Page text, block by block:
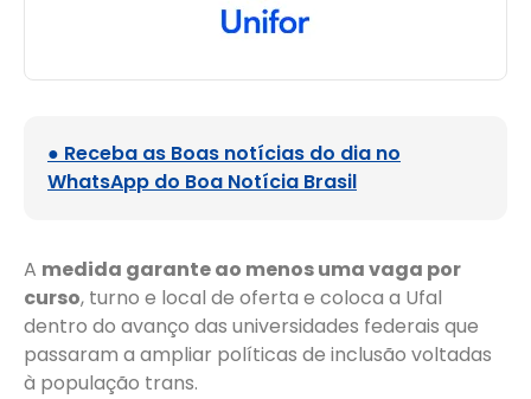
● Receba as Boas notícias do dia no
WhatsApp do Boa Notícia Brasil
A medida garante ao menos uma vaga por
curso, turno e local de oferta e coloca a Ufal
dentro do avanço das universidades federais que
passaram a ampliar políticas de inclusão voltadas
à população trans.